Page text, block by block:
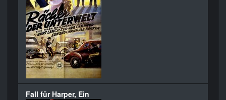
Fall für Harper, Ein